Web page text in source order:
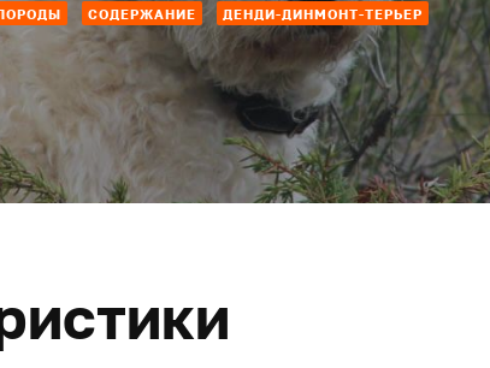
СОДЕРЖАНИЕ ДЕНДИ-ДИНМОНТ-ТЕРЬЕР